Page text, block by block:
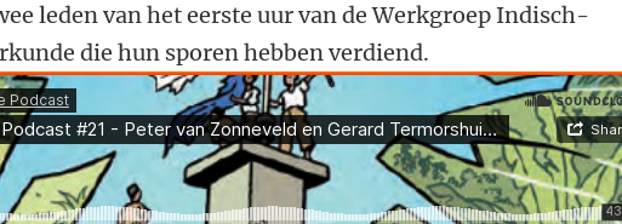
leden van het eerste uur van de Werkgroep Indisch-
die hun sporen hebben verdiend.